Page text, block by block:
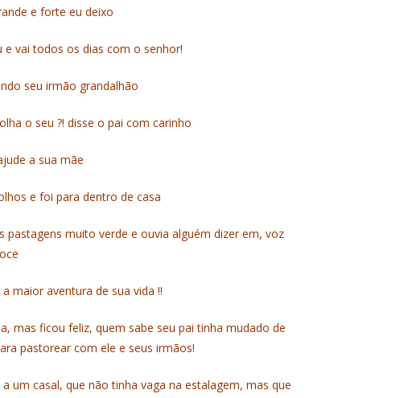
e forte eu deixo
e vai todos os dias com o senhor!
seu irmão grandalhão
o seu ?! disse o pai com carinho
a sua mãe
e foi para dentro de casa
muito verde e ouvia alguém dizer em, voz
maior aventura de sua vida !!
mas ficou feliz, quem sabe seu pai tinha mudado de
pastorear com ele e seus irmãos!
um casal, que não tinha vaga na estalagem, mas que